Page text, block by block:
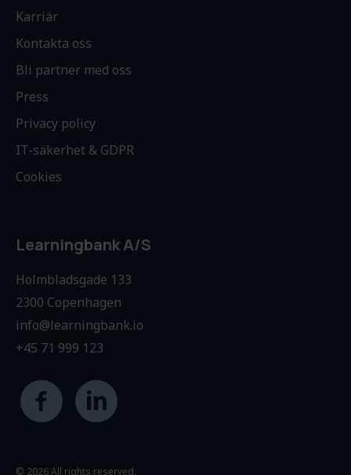
Karriär
Kontakta oss
Bli partner med oss
Press
Privacy policy
IT-säkerhet & GDPR
Cookies
Learningbank A/S
Holmbladsgade 133
2300 Copenhagen
info@learningbank.io
+45 71 999 123
© 2026 All rights reserved.